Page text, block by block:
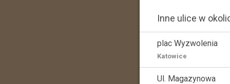
Inne ulice w
plac Wyzwolenia
Katowice
Ul. Magazynowa